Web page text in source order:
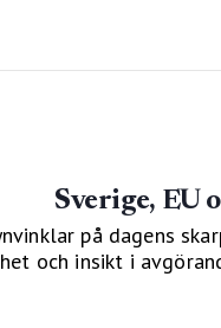
Sverige, EU
på dagens
och insikt i